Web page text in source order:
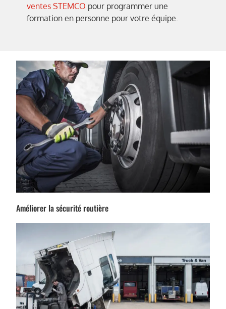
ventes STEMCO pour programmer une
formation en personne pour votre équipe.
Améliorer la sécurité routière